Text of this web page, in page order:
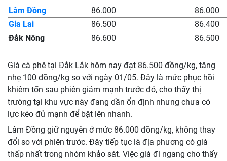
Lâm Đồng
86.000
86.000
Gia Lai
86.500
86.400
Đắk Nông
86.600 86.500
Giá cà phê tại Đắk Lắk hôm nay đạt 86.500 đồng/kg, tăng
nhẹ 100 đồng/kg so với ngày 01/05. Đây là mức phục hồi
khiêm tốn sau phiên giảm mạnh trước đó, cho thấy thị
trường tại khu vực này đang dần ổn định nhưng chưa có
lực kéo đủ mạnh để bật lên nhanh.
Lâm Đồng giữ nguyên ở mức 86.000 đồng/kg, không thay
đổi so với phiên trước. Đây tiếp tục là địa phương có giá
thấp nhất trong nhóm khảo sát. Việc giá đi ngang cho thấy